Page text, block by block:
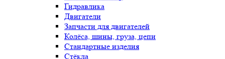
Гидравлика
Двигатели
Запчасти для двигателей
Колёса, шины, груза, цепи
Стандартные изделия
Стёкла